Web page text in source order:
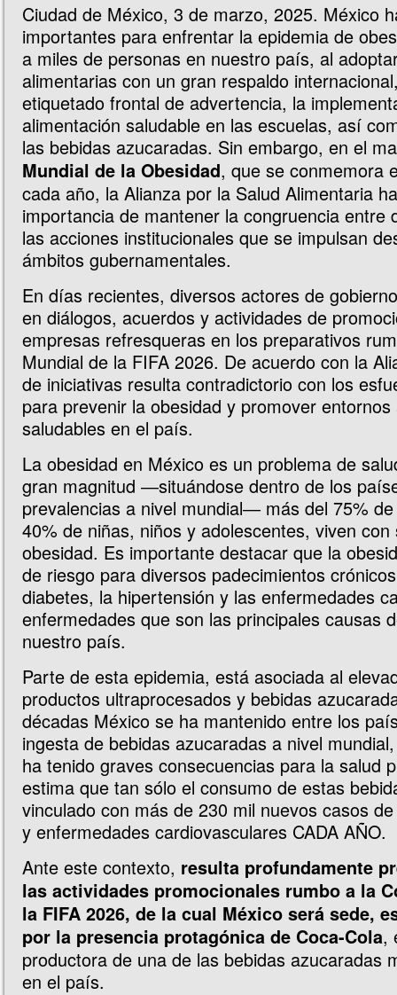
Ciudad de México, 3 de marzo, 2025. México
importantes para enfrentar la epidemia de
a miles de personas en nuestro país, al
alimentarias con un gran respaldo
etiquetado frontal de advertencia, la
alimentación saludable en las escuelas, así
las bebidas azucaradas. Sin embargo, en el
Mundial de la Obesidad, que se conmemora
cada año, la Alianza por la Salud Alimentaria
importancia de mantener la congruencia entre
las acciones institucionales que se impulsan
ámbitos gubernamentales.
En días recientes, diversos actores de
en diálogos, acuerdos y actividades de
empresas refresqueras en los preparativos
Mundial de la FIFA 2026. De acuerdo con la
de iniciativas resulta contradictorio con los
para prevenir la obesidad y promover
saludables en el país.
La obesidad en México es un problema de
gran magnitud ―situándose dentro de los
prevalencias a nivel mundial― más del 75%
40% de niñas, niños y adolescentes, viven con
obesidad. Es importante destacar que la
de riesgo para diversos padecimientos
diabetes, la hipertensión y las enfermedades
enfermedades que son las principales causas
nuestro país.
Parte de esta epidemia, está asociada al
productos ultraprocesados y bebidas
décadas México se ha mantenido entre los
ingesta de bebidas azucaradas a nivel
ha tenido graves consecuencias para la salud
estima que tan sólo el consumo de estas
vinculado con más de 230 mil nuevos casos
y enfermedades cardiovasculares CADA AÑO.
Ante este contexto, resulta profundamente
las actividades promocionales rumbo a la
la FIFA 2026, de la cual México será sede,
por la presencia protagónica de Coca-Cola,
productora de una de las bebidas azucaradas
en el país.